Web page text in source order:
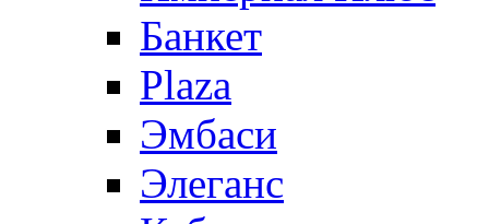
Банкет
Plaza
Эмбаси
Элеганс